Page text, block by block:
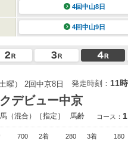
4回中山8日
4回中山9日
曜） 2回中京8日 発走時刻： 11
デビュー中京
（混合）［指定］ 馬齢 コース：
700 2着 280 3着 180